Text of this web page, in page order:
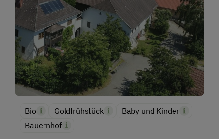
Bio Goldfrühstück
Baby und Kinder
Bauernhof